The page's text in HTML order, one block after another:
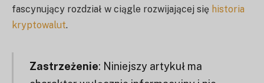
fascynujący rozdział w ciągle rozwijającej się historia
kryptowalut.
Zastrzeżenie: Niniejszy artykuł ma